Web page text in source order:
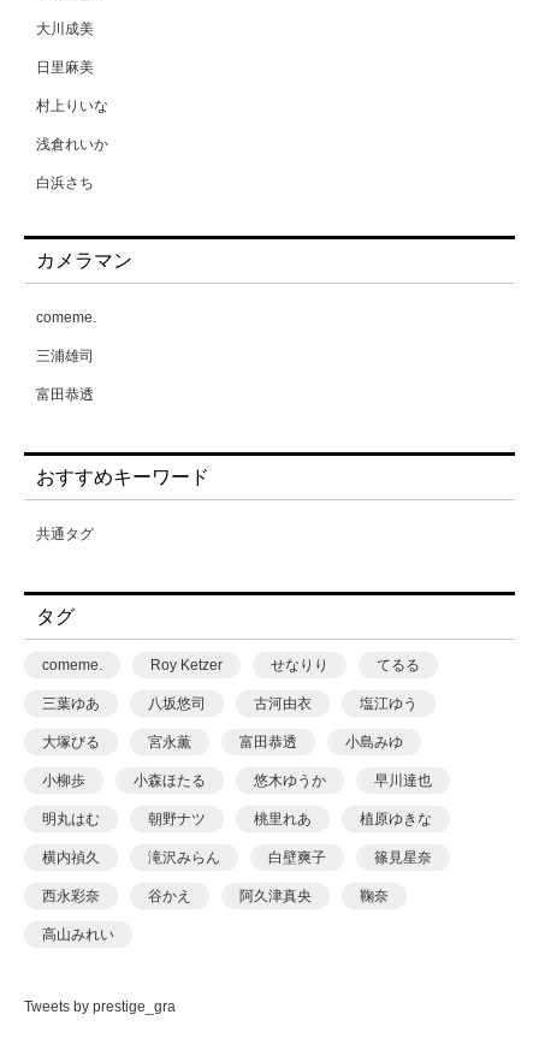
大川成美
日里麻美
村上りいな
浅倉れいか
白浜さち
能美真奈
黒島綾乃
カメラマン
comeme.
三浦雄司
富田恭透
おすすめキーワード
共通タグ
タグ
comeme. Roy Ketzer せなりり てるる
三葉ゆあ 八坂悠司 古河由衣 塩江ゆう
大塚びる 宮永薫 富田恭透 小島みゆ
小柳歩 小森ほたる 悠木ゆうか 早川達也
明丸はむ 朝野ナツ 桃里れあ 植原ゆきな
横内禎久 滝沢みらん 白壁爽子 篠見星奈
西永彩奈 谷かえ 阿久津真央 鞠奈
高山みれい
Tweets by prestige_gra